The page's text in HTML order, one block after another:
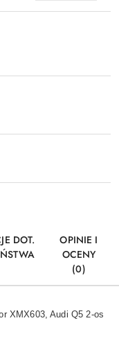
DOT.
OPINIE I
OCENY
(0)
XMX603, Audi Q5 2-os